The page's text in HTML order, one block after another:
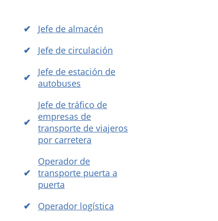
Jefe de almacén
Jefe de circulación
Jefe de estación de
autobuses
Jefe de tráfico de
empresas de
transporte de viajeros
por carretera
Operador de
transporte puerta a
puerta
Operador logística